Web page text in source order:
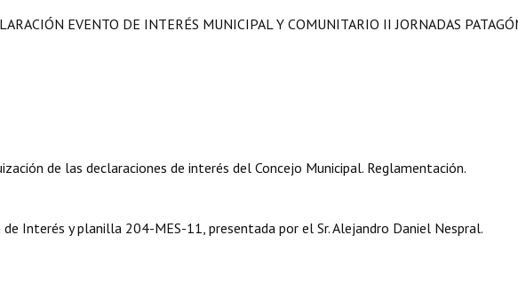
EVENTO DE INTERÉS MUNICIPAL Y COMUNITARIO II JORNADAS
de las declaraciones de interés del Concejo Municipal. Reglamentación.
Interés y planilla 204-MES-11, presentada por el Sr. Alejandro Daniel Nespral.